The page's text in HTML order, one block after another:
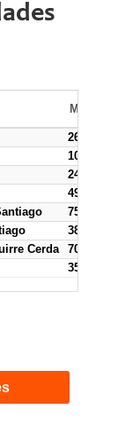
Mínimo
498.400
Cerda
700.000